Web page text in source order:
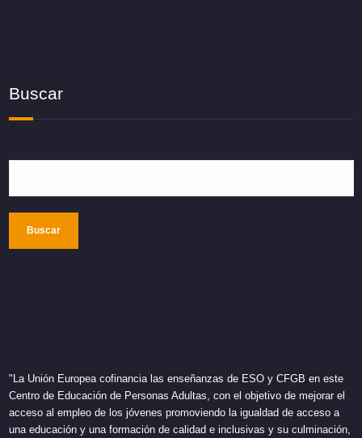
Buscar
Buscar
"La Unión Europea cofinancia las enseñanzas de ESO y CFGB en este
Centro de Educación de Personas Adultas, con el objetivo de mejorar el
acceso al empleo de los jóvenes promoviendo la igualdad de acceso a
una educación y una formación de calidad e inclusivas y su culminación,